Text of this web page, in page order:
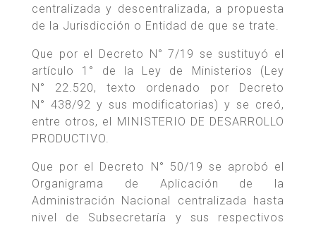
centralizada y descentralizada, a propuesta
de la Jurisdicción o Entidad de que se trate.
Que por el Decreto N° 7/19 se sustituyó el
artículo 1° de la Ley de Ministerios (Ley
N° 22.520, texto ordenado por Decreto
N° 438/92 y sus modificatorias) y se creó,
entre otros, el MINISTERIO DE DESARROLLO
PRODUCTIVO.
Que por el Decreto N° 50/19 se aprobó el
Organigrama de Aplicación de la
Administración Nacional centralizada hasta
nivel de Subsecretaría y sus respectivos